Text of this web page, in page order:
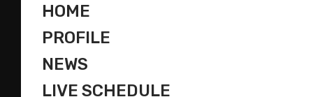
HOME
PROFILE
NEWS
LIVE SCHEDULE